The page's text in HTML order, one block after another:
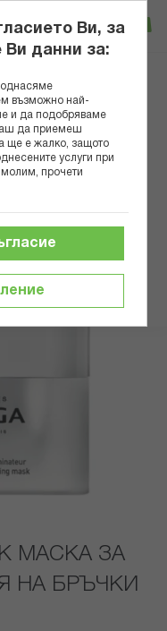
Вход
НА БРЪЧКИ 50МЛ*
МАСКА ЗА
НА БРЪЧКИ
Ви, за
Ви данни за:
възможно най-
и да подобряваме
да приемеш
ще е жалко, защото
услуги при
прочети